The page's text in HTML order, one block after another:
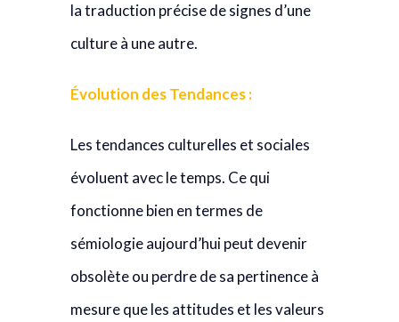
la traduction précise de signes d’une
culture à une autre.
Évolution des Tendances :
Les tendances culturelles et sociales
évoluent avec le temps. Ce qui
fonctionne bien en termes de
sémiologie aujourd’hui peut devenir
obsolète ou perdre de sa pertinence à
mesure que les attitudes et les valeurs